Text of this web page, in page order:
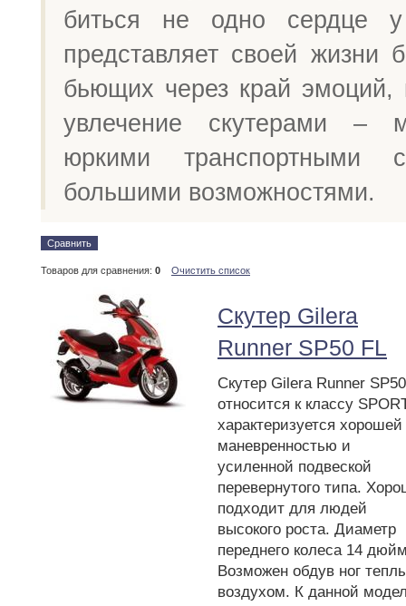
биться не одно сердце
представляет своей жизни
бьющих через край эмоций,
увлечение скутерами –
юркими транспортными
большими возможностями.
Сравнить
Товаров для сравнения: 0 Очистить список
Скутер Gilera
Runner SP50 FL
Скутер Gilera Runner
относится к классу
характеризуется хорошей
маневренностью и
усиленной подвеской
перевернутого типа.
подходит для людей
высокого роста. Диаметр
переднего колеса 14
Возможен обдув ног
воздухом. К данной